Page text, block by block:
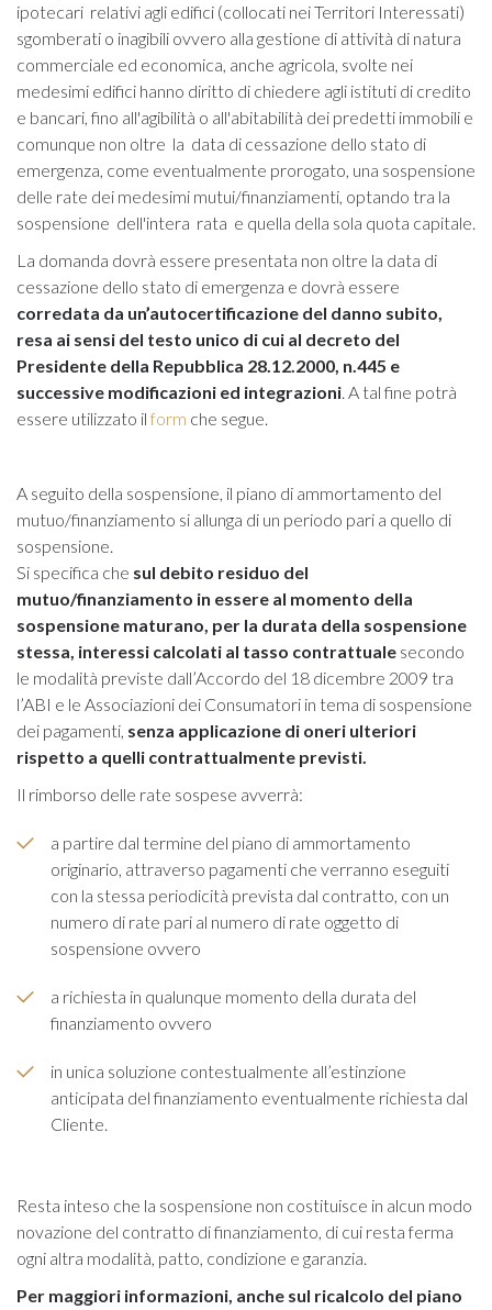
ipotecari relativi agli edifici (collocati nei Territori Interessati)
sgomberati o inagibili ovvero alla gestione di attività di natura
commerciale ed economica, anche agricola, svolte nei
medesimi edifici hanno diritto di chiedere agli istituti di credito
e bancari, fino all'agibilità o all'abitabilità dei predetti immobili e
comunque non oltre la data di cessazione dello stato di
emergenza, come eventualmente prorogato, una sospensione
delle rate dei medesimi mutui/finanziamenti, optando tra la
sospensione dell'intera rata e quella della sola quota capitale.
La domanda dovrà essere presentata non oltre la data di
cessazione dello stato di emergenza e dovrà essere
corredata da un’autocertificazione del danno subito,
resa ai sensi del testo unico di cui al decreto del
Presidente della Repubblica 28.12.2000, n.445 e
successive modificazioni ed integrazioni. A tal fine potrà
essere utilizzato il form che segue.
A seguito della sospensione, il piano di ammortamento del
mutuo/finanziamento si allunga di un periodo pari a quello di
sospensione.
Si specifica che sul debito residuo del
mutuo/finanziamento in essere al momento della
sospensione maturano, per la durata della sospensione
stessa, interessi calcolati al tasso contrattuale secondo
le modalità previste dall’Accordo del 18 dicembre 2009 tra
l’ABI e le Associazioni dei Consumatori in tema di sospensione
dei pagamenti, senza applicazione di oneri ulteriori
rispetto a quelli contrattualmente previsti.
Il rimborso delle rate sospese avverrà:
a partire dal termine del piano di ammortamento
originario, attraverso pagamenti che verranno eseguiti
con la stessa periodicità prevista dal contratto, con un
numero di rate pari al numero di rate oggetto di
sospensione ovvero
a richiesta in qualunque momento della durata del
finanziamento ovvero
in unica soluzione contestualmente all’estinzione
anticipata del finanziamento eventualmente richiesta dal
Cliente.
Resta inteso che la sospensione non costituisce in alcun modo
novazione del contratto di finanziamento, di cui resta ferma
ogni altra modalità, patto, condizione e garanzia.
Per maggiori informazioni, anche sul ricalcolo del piano